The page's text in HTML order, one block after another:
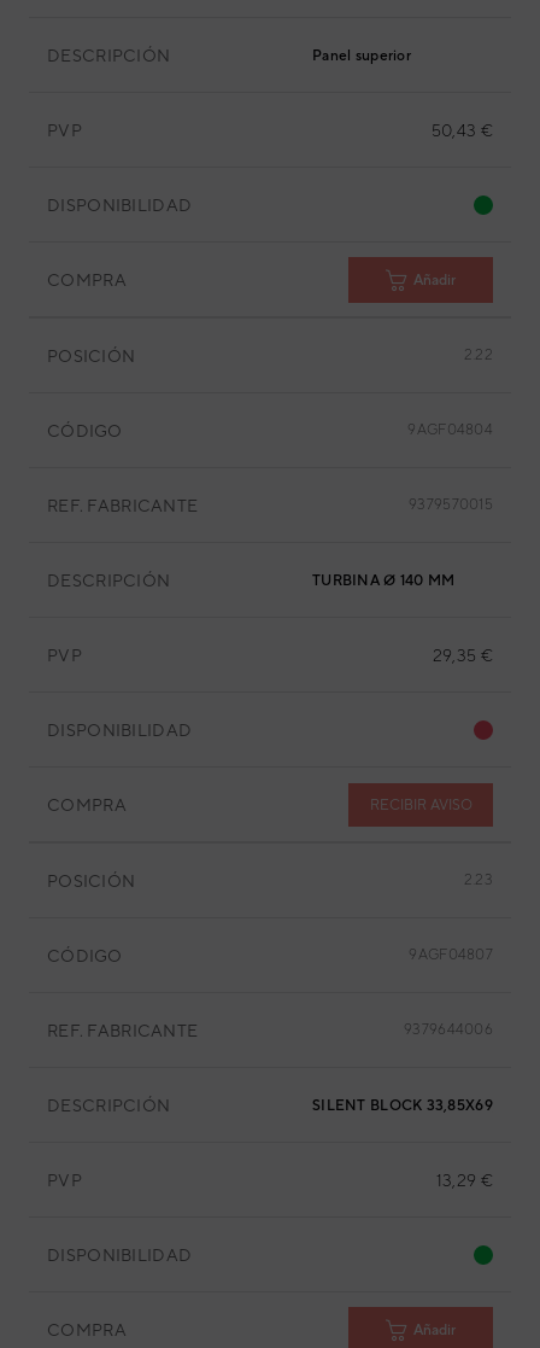
DESCRIPCIÓN Panel superior
PVP 50,43 €
DISPONIBILIDAD
COMPRA Añadir
POSICIÓN 2.22
CÓDIGO 9AGF04804
REF. FABRICANTE 9379570015
DESCRIPCIÓN TURBINA Ø 140 MM
PVP 29,35 €
DISPONIBILIDAD
COMPRA RECIBIR AVISO
POSICIÓN 2.23
CÓDIGO 9AGF04807
REF. FABRICANTE 9379644006
DESCRIPCIÓN SILENT BLOCK
PVP 13,29 €
DISPONIBILIDAD
COMPRA Añadir